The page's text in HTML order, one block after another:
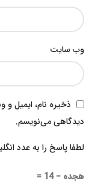
وب‌ سایت
ذخیره نام، ایمیل و
دیدگاهی می‌نویسم.
لطفا پاسخ را به عدد
هجده − 14 =